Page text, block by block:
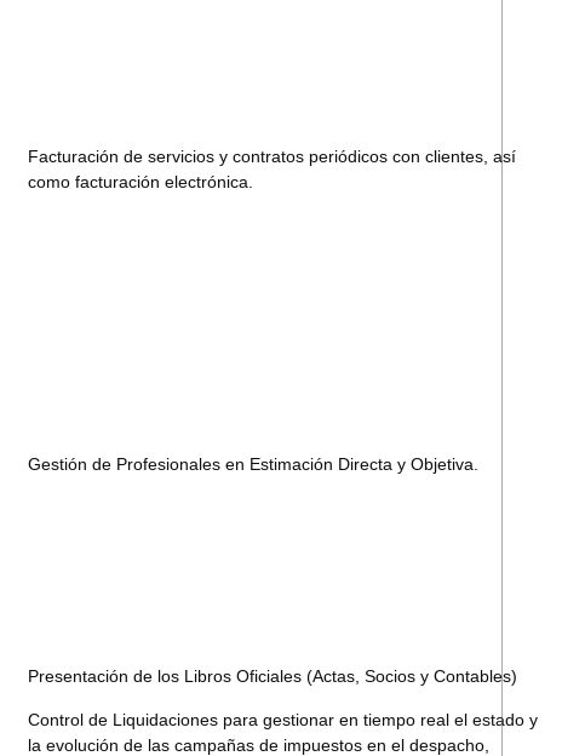
Facturación de servicios y contratos periódicos con clientes, así
como facturación electrónica.
Gestión de Profesionales en Estimación Directa y Objetiva.
Presentación de los Libros Oficiales (Actas, Socios y Contables)
Control de Liquidaciones para gestionar en tiempo real el estado y
la evolución de las campañas de impuestos en el despacho,